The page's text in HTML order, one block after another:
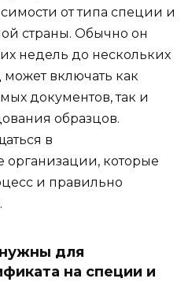
от типа специи и
страны. Обычно он
недель до нескольких
включать как
документов, так и
образцов.
в
которые
и правильно
для
на специи и